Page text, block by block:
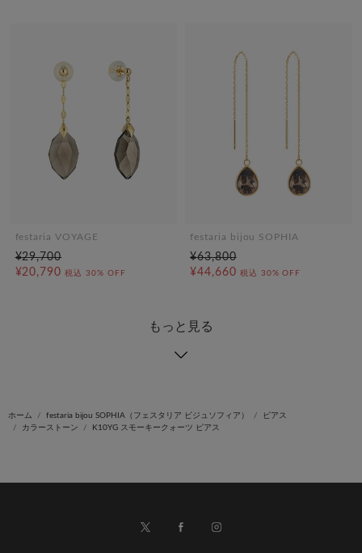
festaria VOYAGE
¥29,700
¥20,790 税込 30% OFF
festaria bijou SOPHIA
¥63,800
¥44,660 税込 30% OFF
もっと見る
ホーム festaria bijou SOPHIA（フェスタリア ビジュソフィア）
ピアス
カラーストーン
K10YG スモーキークォーツ ピアス